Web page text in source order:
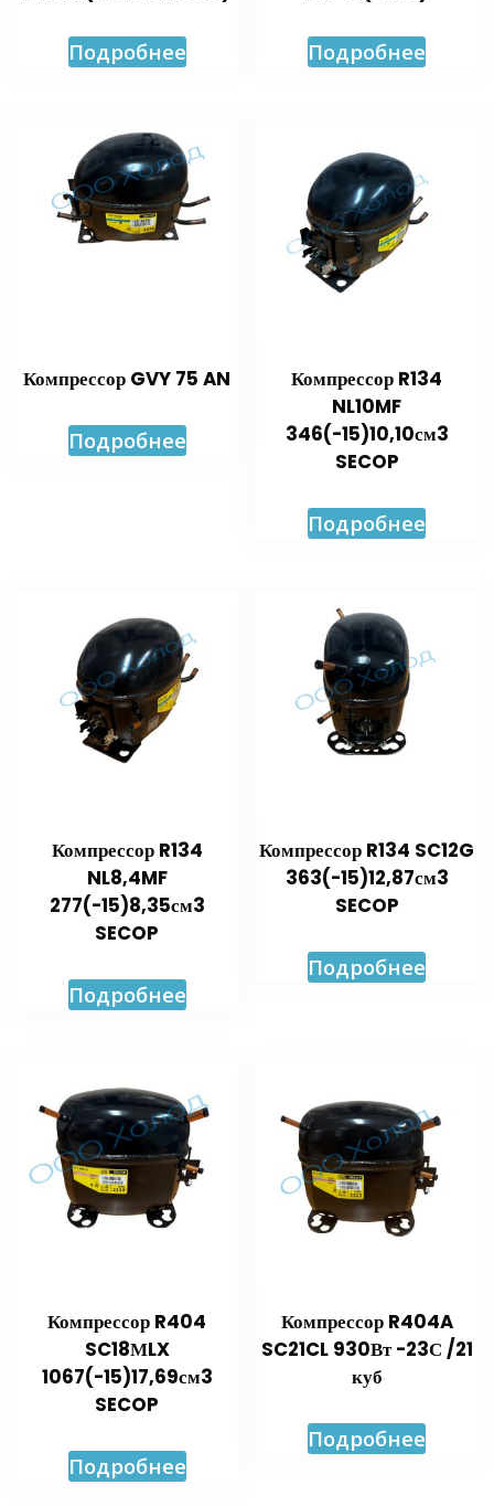
Подробнее Подробнее
Компрессор GVY 75 AN
Подробнее
Компрессор R134
NL10MF
346(-15)10,10см3
SECOP
Подробнее
Компрессор R134
NL8,4MF
277(-15)8,35см3
SECOP
Подробнее
Компрессор R134 SC12G
363(-15)12,87см3
SECOP
Подробнее
Компрессор R404
SC18МLX
1067(-15)17,69см3
SECOP
Подробнее
Компрессор R404A
SC21CL 930Вт -23С /21
куб
Подробнее